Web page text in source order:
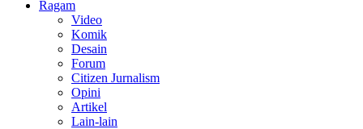
Ragam
Video
Komik
Desain
Forum
Citizen Jurnalism
Opini
Artikel
Lain-lain